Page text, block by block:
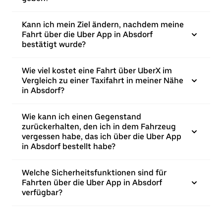
Kann ich mein Ziel ändern, nachdem meine
Fahrt über die Uber App in Absdorf
bestätigt wurde?
Wie viel kostet eine Fahrt über UberX im
Vergleich zu einer Taxifahrt in meiner Nähe
in Absdorf?
Wie kann ich einen Gegenstand
zurückerhalten, den ich in dem Fahrzeug
vergessen habe, das ich über die Uber App
in Absdorf bestellt habe?
Welche Sicherheitsfunktionen sind für
Fahrten über die Uber App in Absdorf
verfügbar?